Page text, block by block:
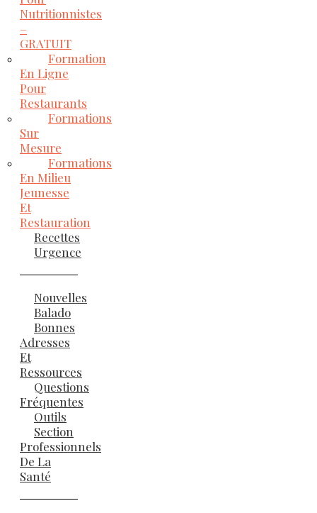
Nutritionnistes
–
GRATUIT
Formation
En Ligne
Pour
Restaurants
Formations
Sur
Mesure
Formations
En Milieu
Jeunesse
Et
Restauration
Recettes
Urgence
Nouvelles
Balado
Bonnes
Adresses
Et
Ressources
Questions
Fréquentes
Outils
Section
Professionnels
De La
Santé